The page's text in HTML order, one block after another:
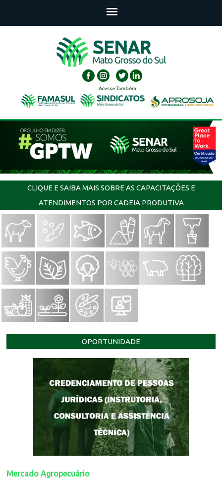
Acesse Também:
CLIQUE E SAIBA MAIS SOBRE AS CAPACITAÇÕES E
ATENDIMENTOS POR CADEIA PRODUTIVA
OPORTUNIDADE
Mercado Agropecuário